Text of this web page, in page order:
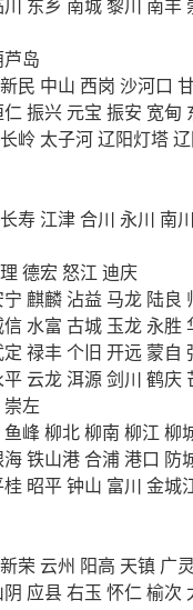
芦岛
新民 中山 西岗 沙河口
振兴 元宝 振安 宽甸
岭 太子河辽阳灯塔
长寿 江津合川 永川 南川
德宏 怒江 迪庆
麒麟 沾益 马龙 陆良
信水富 古城 玉龙 永胜
禄丰个旧 开远 蒙自
平 云龙 洱源剑川 鹤庆
崇左
鱼峰 柳北柳南 柳江 柳
铁山港合浦港口 防
昭平钟山 富川 金城
新荣 云州 阳高 天镇 广灵
应县右玉 怀仁榆次